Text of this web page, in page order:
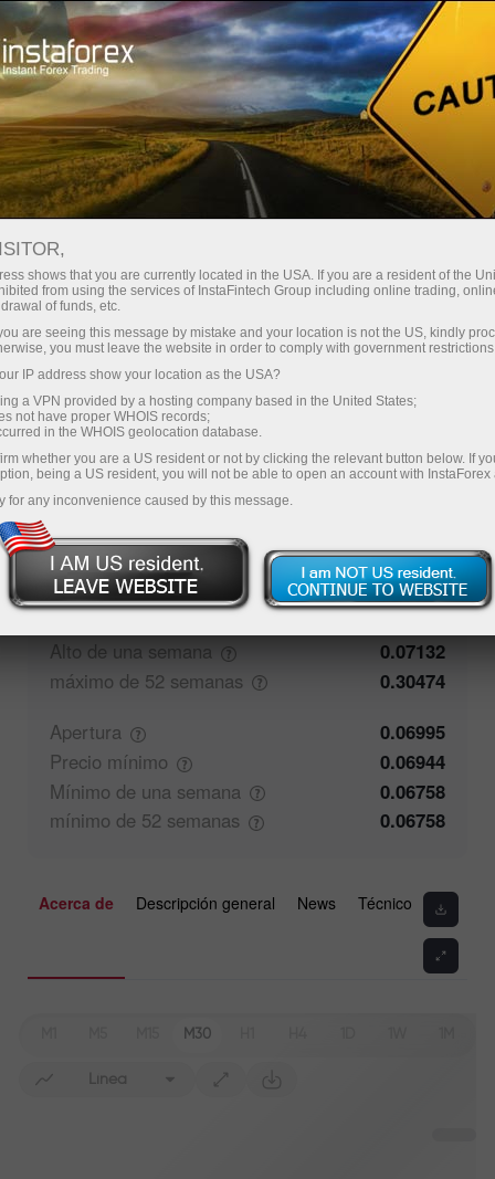
Para operadores
Condiciones comerciales
Doge
0.06966 (%) 06 Aug 2026 03:00
Comprar
0.06966
0.06955
Comentarios de los operadores
Cierre
0.06996
Alto de una semana
0.07132
máximo de 52 semanas
0.30474
Apertura
0.06995
Precio mínimo
0.06944
Mínimo de una semana
0.06758
mínimo de 52 semanas 0.06758
Acerca de Descripción general News Técnico
M30
Línea
shows that you are currently located in the USA. If you are a resident of the
from using the services of InstaFintech Group including online trading,
of funds, etc.
are seeing this message by mistake and your location is not the US, kindly
you must leave the website in order to comply with government
IP address show your location as the USA?
a VPN provided by a hosting company based in the United States;
not have proper WHOIS records;
in the WHOIS geolocation database.
whether you are a US resident or not by clicking the relevant button below. If
being a US resident, you will not be able to open an account with InstaForex
for any inconvenience caused by this message.